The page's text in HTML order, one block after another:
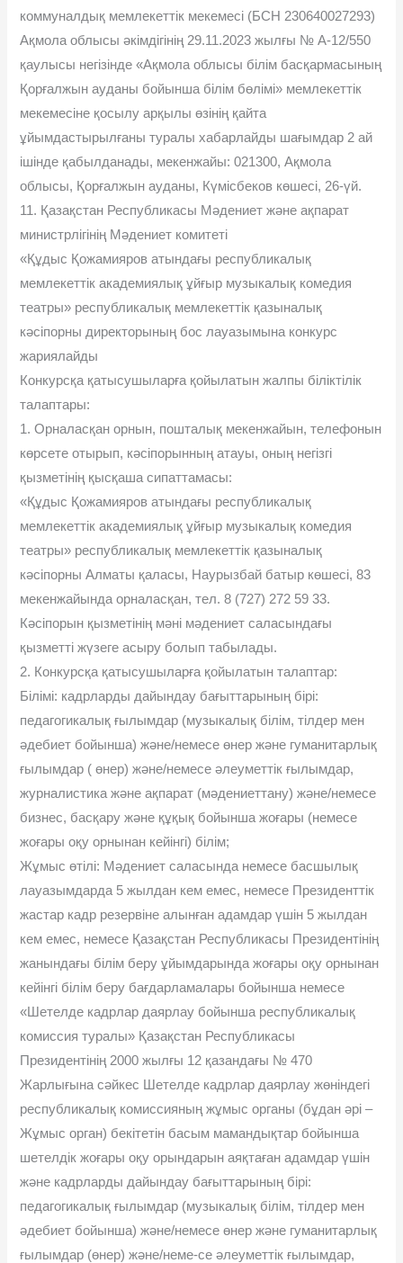
коммуналдық мемлекеттік мекемесі (БСН 230640027293)
Ақмола облысы әкімдігінің 29.11.2023 жылғы № А-12/550
қаулысы негізінде «Ақмола облысы білім басқармасының
Қорғалжын ауданы бойынша білім бөлімі» мемлекеттік
мекемесіне қосылу арқылы өзінің қайта
ұйымдастырылғаны туралы хабарлайды шағымдар 2 ай
ішінде қабылданады, мекенжайы: 021300, Ақмола
облысы, Қорғалжын ауданы, Күмісбеков көшесі, 26-үй.
11. Қазақстан Республикасы Мәдениет және ақпарат
министрлігінің Мәдениет комитеті
«Құдыс Қожамияров атындағы республикалық
мемлекеттік академиялық ұйғыр музыкалық комедия
театры» республикалық мемлекеттік қазыналық
кәсіпорны директорының бос лауазымына конкурс
жариялайды
Конкурсқа қатысушыларға қойылатын жалпы біліктілік
талаптары:
1. Орналасқан орнын, пошталық мекенжайын, телефонын
көрсете отырып, кәсіпорынның атауы, оның негізгі
қызметінің қысқаша сипаттамасы:
«Құдыс Қожамияров атындағы республикалық
мемлекеттік академиялық ұйғыр музыкалық комедия
театры» республикалық мемлекеттік қазыналық
кәсіпорны Алматы қаласы, Наурызбай батыр көшесі, 83
мекенжайында орналасқан, тел. 8 (727) 272 59 33.
Кәсіпорын қызметінің мәні мәдениет саласындағы
қызметті жүзеге асыру болып табылады.
2. Конкурсқа қатысушыларға қойылатын талаптар:
Білімі: кадрларды дайындау бағыттарының бірі:
педагогикалық ғылымдар (музыкалық білім, тілдер мен
әдебиет бойынша) және/немесе өнер және гуманитарлық
ғылымдар ( өнер) және/немесе әлеуметтік ғылымдар,
журналистика және ақпарат (мәдениеттану) және/немесе
бизнес, басқару және құқық бойынша жоғары (немесе
жоғары оқу орнынан кейінгі) білім;
Жұмыс өтілі: Мәдениет саласында немесе басшылық
лауазымдарда 5 жылдан кем емес, немесе Президенттік
жастар кадр резервіне алынған адамдар үшін 5 жылдан
кем емес, немесе Қазақстан Республикасы Президентінің
жанындағы білім беру ұйымдарында жоғары оқу орнынан
кейінгі білім беру бағдарламалары бойынша немесе
«Шетелде кадрлар даярлау бойынша республикалық
комиссия туралы» Қазақстан Республикасы
Президентінің 2000 жылғы 12 қазандағы № 470
Жарлығына сәйкес Шетелде кадрлар даярлау жөніндегі
республикалық комиссияның жұмыс органы (бұдан әрі –
Жұмыс орган) бекітетін басым мамандықтар бойынша
шетелдік жоғары оқу орындарын аяқтаған адамдар үшін
және кадрларды дайындау бағыттарының бірі:
педагогикалық ғылымдар (музыкалық білім, тілдер мен
әдебиет бойынша) және/немесе өнер және гуманитарлық
ғылымдар (өнер) және/неме-се әлеуметтік ғылымдар,